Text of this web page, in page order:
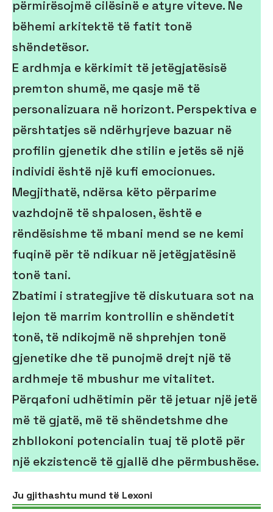
përmirësojmë cilësinë e atyre viteve. Ne
bëhemi arkitektë të fatit tonë
shëndetësor.
E ardhmja e kërkimit të jetëgjatësisë
premton shumë, me qasje më të
personalizuara në horizont. Perspektiva e
përshtatjes së ndërhyrjeve bazuar në
profilin gjenetik dhe stilin e jetës së një
individi është një kufi emocionues.
Megjithatë, ndërsa këto përparime
vazhdojnë të shpalosen, është e
rëndësishme të mbani mend se ne kemi
fuqinë për të ndikuar në jetëgjatësinë
tonë tani.
Zbatimi i strategjive të diskutuara sot na
lejon të marrim kontrollin e shëndetit
tonë, të ndikojmë në shprehjen tonë
gjenetike dhe të punojmë drejt një të
ardhmeje të mbushur me vitalitet.
Përqafoni udhëtimin për të jetuar një jetë
më të gjatë, më të shëndetshme dhe
zhbllokoni potencialin tuaj të plotë për
një ekzistencë të gjallë dhe përmbushëse.
Ju gjithashtu mund të Lexoni